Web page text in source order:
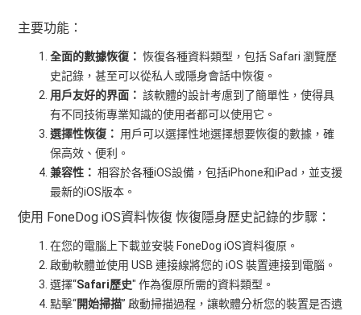
主要功能：
全面的數據恢復： 恢復各種資料類型，包括 Safari 瀏覽歷
史記錄，甚至可以從私人或隱身會話中恢復。
用戶友好的界面： 該軟體的設計考慮到了簡單性，使得具
有不同技術專業知識的使用者都可以使用它。
選擇性恢復： 用戶可以選擇性地選擇想要恢復的數據，確
保高效、便利。
兼容性： 相容於各種iOS設備，包括iPhone和iPad，並支援
最新的iOS版本。
使用 FoneDog iOS資料恢復 恢復隱身歷史記錄的步驟：
在您的電腦上下載並安裝 FoneDog iOS資料復原。
啟動軟體並使用 USB 連接線將您的 iOS 裝置連接到電腦。
選擇“Safari歷史" 作為復原所需的資料類型。
點擊“開始掃描” 啟動掃描過程，讓軟體分析您的裝置是否遺